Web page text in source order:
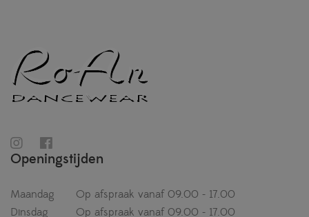
Openingstijden
Maandag
Op afspraak vanaf 09.00 - 17.00
Dinsdag
Op afspraak vanaf 09.00 - 17.00